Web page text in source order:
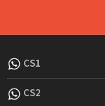
CS1
CS2